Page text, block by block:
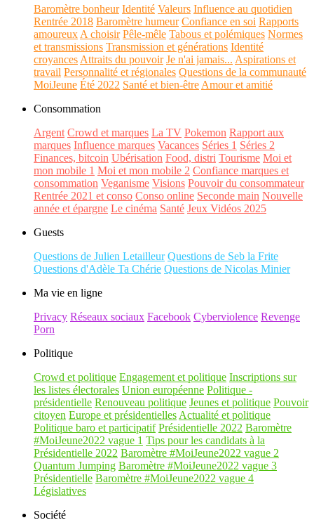
Baromètre bonheur Identité Valeurs Influence au quotidien
Rentrée 2018 Baromètre humeur Confiance en soi Rapports
amoureux A choisir Pêle-mêle Tabous et polémiques Normes
et transmissions Transmission et générations Identité
croyances Attraits du pouvoir Je n'ai jamais... Aspirations et
travail Personnalité et régionales Questions de la communauté
MoiJeune Été 2022 Santé et bien-être Amour et amitié
Consommation
Argent Crowd et marques La TV Pokemon Rapport aux
marques Influence marques Vacances Séries 1 Séries 2
Finances, bitcoin Ubérisation Food, distri Tourisme Moi et
mon mobile 1 Moi et mon mobile 2 Confiance marques et
consommation Veganisme Visions Pouvoir du consommateur
Rentrée 2021 et conso Conso online Seconde main Nouvelle
année et épargne Le cinéma Santé Jeux Vidéos 2025
Guests
Questions de Julien Letailleur Questions de Seb la Frite
Questions d'Adèle Ta Chérie Questions de Nicolas Minier
Ma vie en ligne
Privacy Réseaux sociaux Facebook Cyberviolence Revenge
Porn
Politique
Crowd et politique Engagement et politique Inscriptions sur
les listes électorales Union européenne Politique -
présidentielle Renouveau politique Jeunes et politique Pouvoir
citoyen Europe et présidentielles Actualité et politique
Politique baro et participatif Présidentielle 2022 Baromètre
#MoiJeune2022 vague 1 Tips pour les candidats à la
Présidentielle 2022 Baromètre #MoiJeune2022 vague 2
Quantum Jumping Baromètre #MoiJeune2022 vague 3
Présidentielle Baromètre #MoiJeune2022 vague 4
Législatives
Société